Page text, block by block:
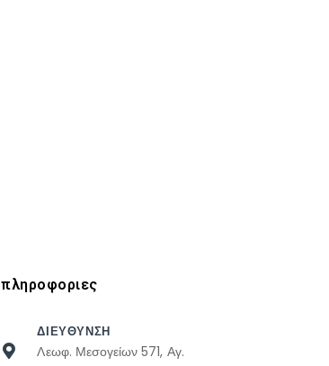
πληροφοριες
ΔΙΕΥΘΥΝΣΗ
Λεωφ. Μεσογείων 571, Αγ.